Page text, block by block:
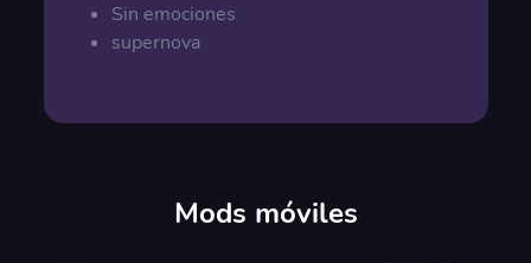
Sin emociones
supernova
Mods móviles